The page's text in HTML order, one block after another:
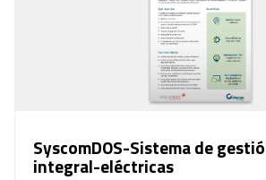
SyscomDOS-Sistema de
integral-eléctricas